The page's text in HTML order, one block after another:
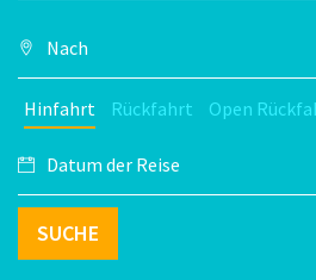
Hinfahrt Rückfahrt Open
SUCHE